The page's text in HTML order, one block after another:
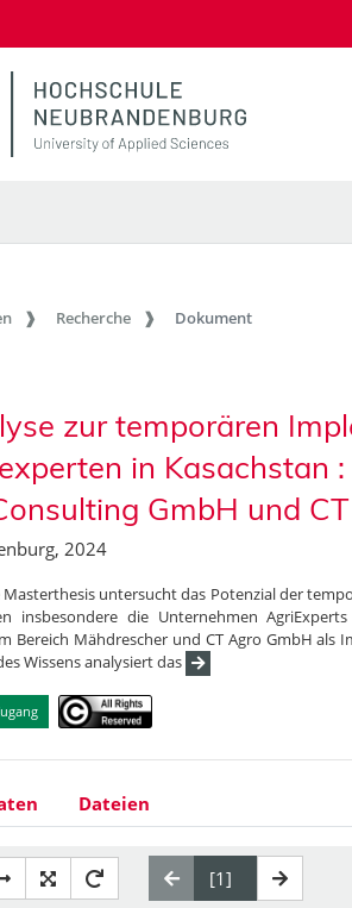
Recherche Dokument
zur temporären
in Kasachstan
GmbH und
2024
Masterthesis untersucht das Potenzial der
insbesondere die Unternehmen
Bereich Mähdrescher und CT Agro GmbH
Wissens analysiert das
Dateien